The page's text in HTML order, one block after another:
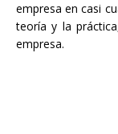
empresa en casi
teoría y la
empresa.